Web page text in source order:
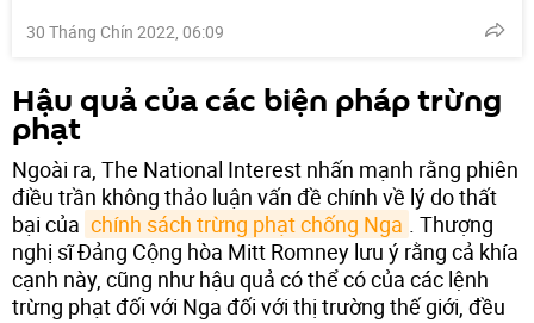
30 Tháng Chín 2022, 06:09
Hậu quả của các biện pháp trừng
phạt
Ngoài ra, The National Interest nhấn mạnh rằng phiên
điều trần không thảo luận vấn đề chính về lý do thất
bại của chính sách trừng phạt chống Nga
. Thượng
nghị sĩ Đảng Cộng hòa Mitt Romney lưu ý rằng cả khía
cạnh này, cũng như hậu quả có thể có của các lệnh
trừng phạt đối với Nga đối với thị trường thế giới, đều